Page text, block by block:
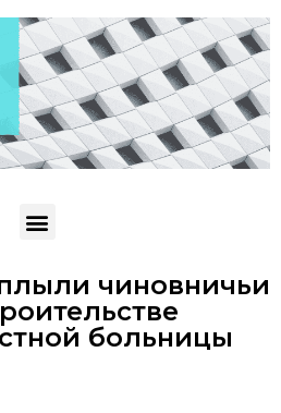
чиновничьи
больницы